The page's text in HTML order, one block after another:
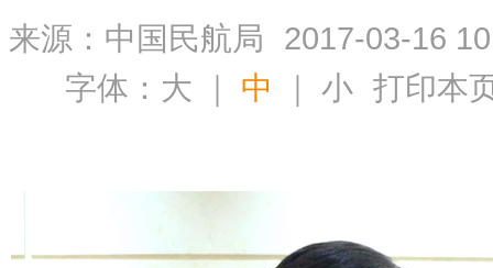
来源：中国民航局
2017-03-16
字体： 大 ｜ 中 ｜小 打印本